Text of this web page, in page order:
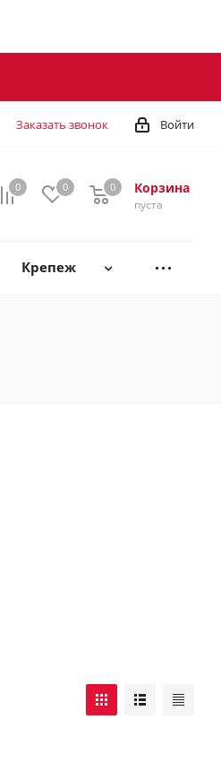
Войти
Заказать звонок
0 0 Корзина
0
пуста
0
Крепеж